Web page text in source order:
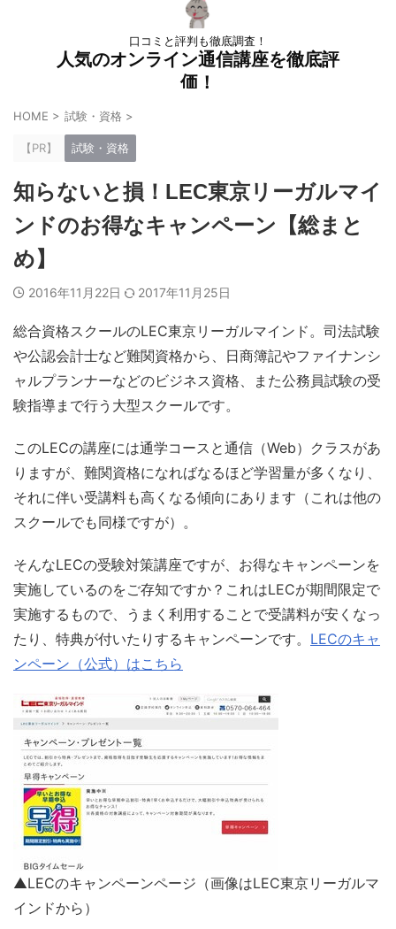
口コミと評判も徹底調査！
人気のオンライン通信講座を徹底評
価！
HOME > 試験・資格 >
【PR】 試験・資格
知らないと損！LEC東京リーガルマイ
ンドのお得なキャンペーン【総まと
め】
2016年11月22日 2017年11月25日
総合資格スクールのLEC東京リーガルマインド。司法試験
や公認会計士など難関資格から、日商簿記やファイナンシ
ャルプランナーなどのビジネス資格、また公務員試験の受
験指導まで行う大型スクールです。
このLECの講座には通学コースと通信（Web）クラスがあ
りますが、難関資格になればなるほど学習量が多くなり、
それに伴い受講料も高くなる傾向にあります（これは他の
スクールでも同様ですが）。
そんなLECの受験対策講座ですが、お得なキャンペーンを
実施しているのをご存知ですか？これはLECが期間限定で
実施するもので、うまく利用することで受講料が安くなっ
たり、特典が付いたりするキャンペーンです。 LECのキャ
ンペーン（公式）はこちら
▲LECのキャンペーンページ（画像はLEC東京リーガルマ
インドから）